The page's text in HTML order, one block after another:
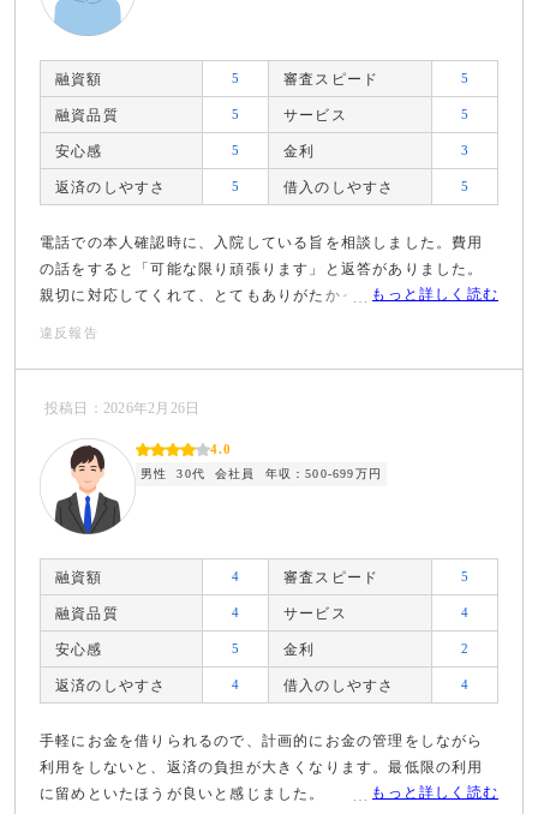
融資額 5 審査スピード 5
融資品質 5 サービス 5
安心感 5 金利 3
返済のしやすさ 5 借入のしやすさ 5
電話での本人確認時に、入院している旨を相談しました。費用
の話をすると「可能な限り頑張ります」と返答がありました。
親切に対応してくれて、とてもありがたかったです。もっと詳しく読む
違反報告
投稿日：2026年2月26日
4.0
男性 30代 会社員 年収：500-699万円
融資額 4 審査スピード 5
融資品質 4 サービス 4
安心感 5 金利 2
返済のしやすさ 4 借入のしやすさ 4
手軽にお金を借りられるので、計画的にお金の管理をしながら
利用をしないと、返済の負担が大きくなります。最低限の利用
に留めといたほうが良いと感じました。
もっと詳しく読む